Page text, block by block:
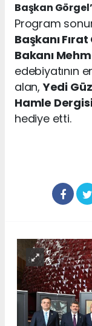
Başkan
Program
Başkanı
Bakanı
edebiyatının
alan,Yedi
Hamle
hediye etti.